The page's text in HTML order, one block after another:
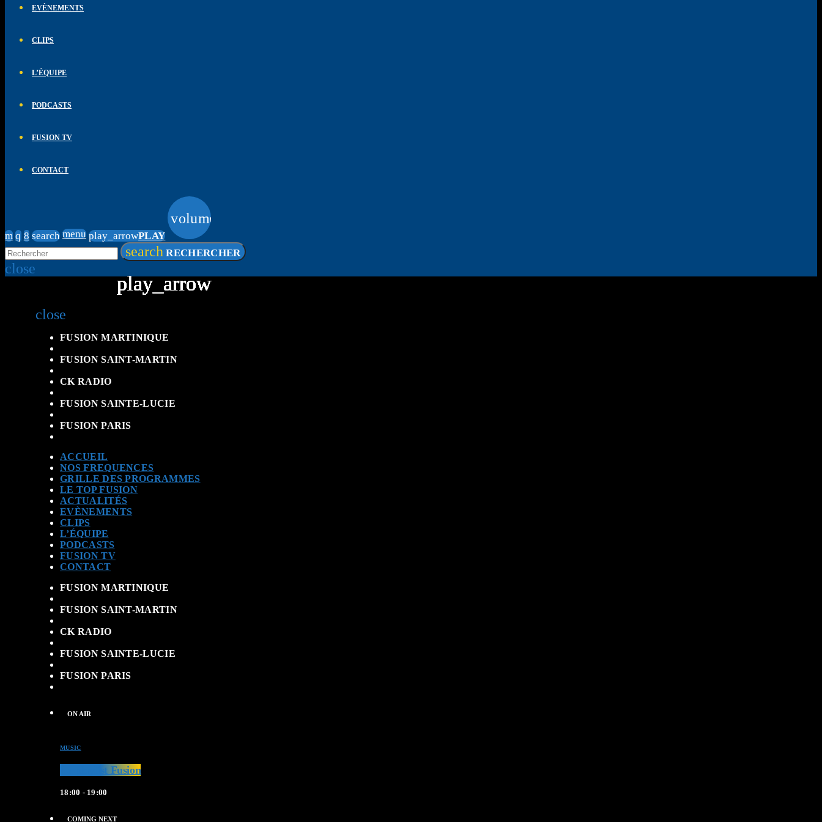
EVÈNEMENTS
CLIPS
L’ÉQUIPE
PODCASTS
FUSION TV
CONTACT
search menu play_arrowPLAY
volume_up
search RECHERCHER
close
close
play_arrow
FUSION MARTINIQUE
play_arrow
FUSION SAINT-MARTIN
play_arrow
CK RADIO
play_arrow
FUSION SAINTE-LUCIE
play_arrow
FUSION PARIS
ACCUEIL
NOS FREQUENCES
GRILLE DES PROGRAMMES
LE TOP FUSION
ACTUALITÉS
EVÈNEMENTS
CLIPS
L’ÉQUIPE
PODCASTS
FUSION TV
CONTACT
play_arrow
FUSION MARTINIQUE
play_arrow
FUSION SAINT-MARTIN
play_arrow
CK RADIO
play_arrow
FUSION SAINTE-LUCIE
play_arrow
FUSION PARIS
ON AIR
MUSIC
La playlist Fusion
18:00 - 19:00
COMING NEXT